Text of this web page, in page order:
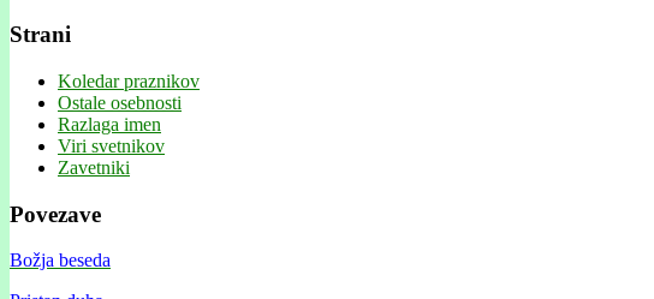
Strani
Koledar praznikov
Ostale osebnosti
Razlaga imen
Viri svetnikov
Zavetniki
Povezave
Božja beseda